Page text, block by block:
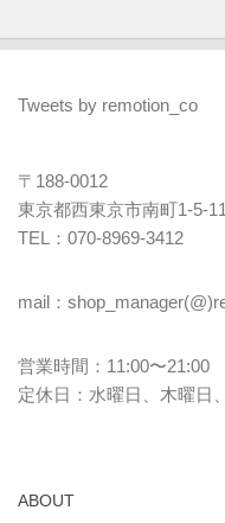
Tweets by remotion_co
〒188-0012
東京都西東京市南町1-5-
TEL：070-8969-3412
mail：
営業時間：11:00〜21:00
定休日：水曜日、木曜日
ABOUT